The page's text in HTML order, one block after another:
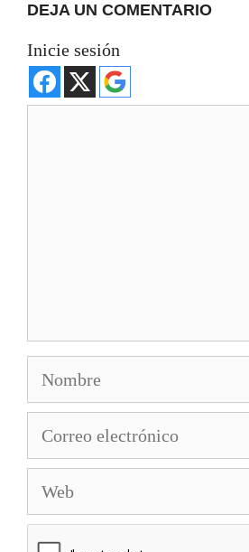
DEJA UN COMENTARIO
Inicie sesión
electrónico